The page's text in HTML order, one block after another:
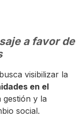
a favor de
visibilizar la
en el
gestión y la
social.